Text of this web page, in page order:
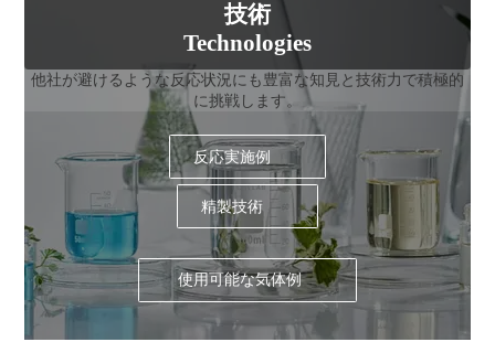
技術
Technologies
他社が避けるような反応状況にも豊富な知見と技術力で積極的
に挑戦します。
反応実施例
精製技術
使用可能な気体例